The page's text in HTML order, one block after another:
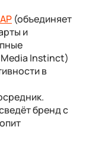
(объединяет
и
Media Instinct)
в
бренд с